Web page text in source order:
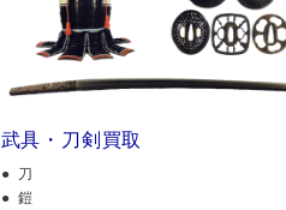
武具・刀剣買取
刀
鎧